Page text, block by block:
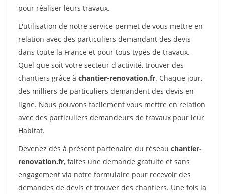
pour réaliser leurs travaux.
L'utilisation de notre service permet de vous mettre en
relation avec des particuliers demandant des devis
dans toute la France et pour tous types de travaux.
Quel que soit votre secteur d'activité, trouver des
chantiers grâce à chantier-renovation.fr. Chaque jour,
des milliers de particuliers demandent des devis en
ligne. Nous pouvons facilement vous mettre en relation
avec des particuliers demandeurs de travaux pour leur
Habitat.
Devenez dès à présent partenaire du réseau chantier-
renovation.fr, faites une demande gratuite et sans
engagement via notre formulaire pour recevoir des
demandes de devis et trouver des chantiers. Une fois la